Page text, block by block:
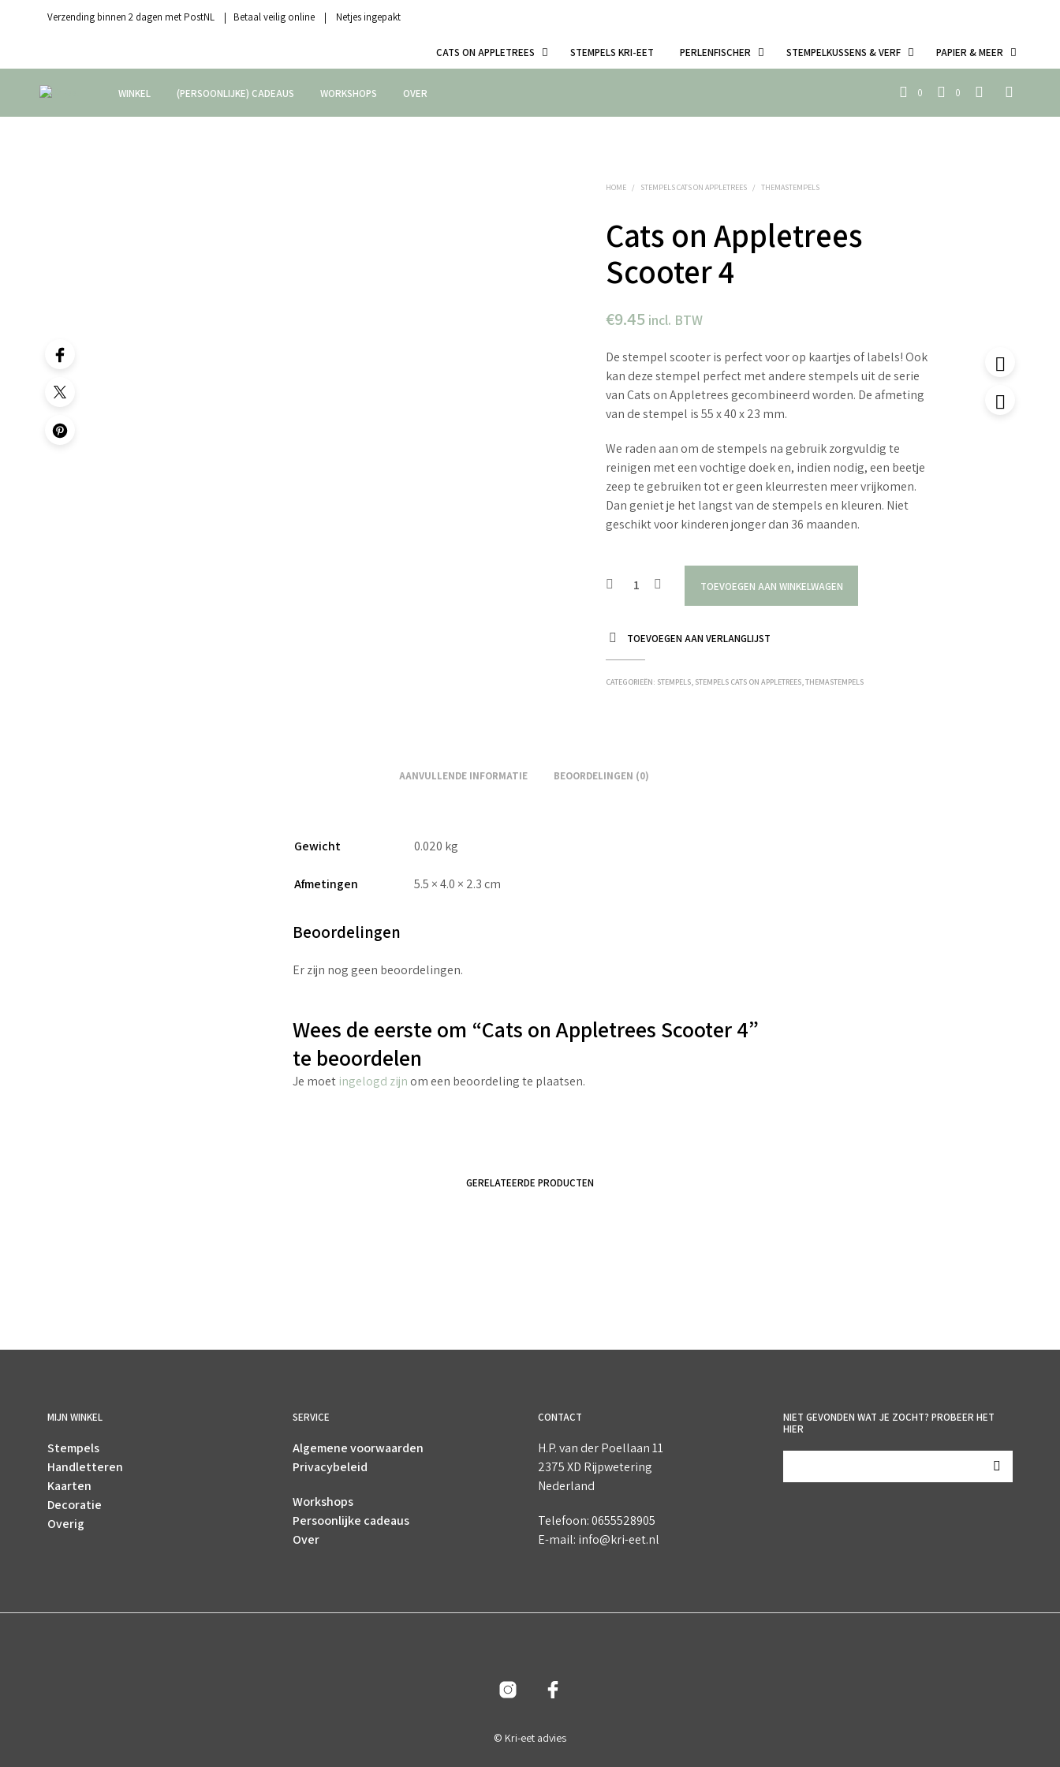
Verzending binnen 2 dagen met PostNL | Betaal veilig online | Netjes ingepakt
CATS ON APPLETREES STEMPELS KRI-EET PERLENFISCHER STEMPELKUSSENS & VERF PAPIER & MEER
WINKEL (PERSOONLIJKE) CADEAUS WORKSHOPS OVER 0 0
HOME / STEMPELS CATS ON APPLETREES / THEMASTEMPELS
Cats on Appletrees
Scooter 4
€9.45 incl. BTW
De stempel scooter is perfect voor op kaartjes of labels! Ook
kan deze stempel perfect met andere stempels uit de serie
van Cats on Appletrees gecombineerd worden. De afmeting
van de stempel is 55 x 40 x 23 mm.
We raden aan om de stempels na gebruik zorgvuldig te
reinigen met een vochtige doek en, indien nodig, een beetje
zeep te gebruiken tot er geen kleurresten meer vrijkomen.
Dan geniet je het langst van de stempels en kleuren. Niet
geschikt voor kinderen jonger dan 36 maanden.
TOEVOEGEN AAN WINKELWAGEN
TOEVOEGEN AAN VERLANGLIJST
CATEGORIEËN: STEMPELS, STEMPELS CATS ON APPLETREES,THEMASTEMPELS
AANVULLENDE INFORMATIE BEOORDELINGEN (0)
Gewicht 0.020 kg
Afmetingen 5.5 × 4.0 × 2.3 cm
Beoordelingen
Er zijn nog geen beoordelingen.
Wees de eerste om “Cats on Appletrees Scooter 4”
te beoordelen
Je moet ingelogd zijnom een beoordeling te plaatsen.
GERELATEERDE PRODUCTEN
MIJN WINKEL
Stempels
Handletteren
Kaarten
Decoratie
Overig
SERVICE
Algemene voorwaarden
Privacybeleid
Workshops
Persoonlijke cadeaus
Over
CONTACT
H.P. van der Poellaan 11
2375 XD Rijpwetering
Nederland
Telefoon: 0655528905
E-mail: info@kri-eet.nl
NIET GEVONDEN WAT JE ZOCHT? PROBEER HET
HIER
© Kri-eet advies